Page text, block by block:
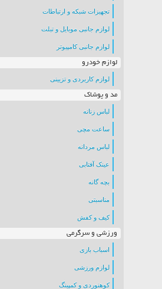
تجهیزات شبکه و ارتباطات
لوازم جانبی موبایل و تبلت
لوازم جانبی کامپیوتر
لوازم خودرو
لوازم کاربردی و تزیینی
مد و پوشاک
لباس زنانه
ساعت مچی
لباس مردانه
عینک آفتابی
بچه گانه
مناسبتی
کیف و کفش
ورزشی و سرگرمی
اسباب بازی
لوازم ورزشی
کوهنوردی و کمپینگ